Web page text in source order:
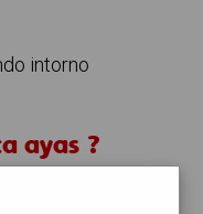
intorno
ayas ?